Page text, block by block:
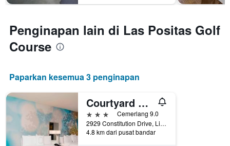
Penginapan lain di Las Positas Golf
Course
Paparkan kesemua 3 penginapan
Courtyard by Marriott Livermore
3 bintangCemerlang 9.0
2929 Constitution Drive, Livermore, CA, Amerika Syarikat
4.8 km dari pusat bandar